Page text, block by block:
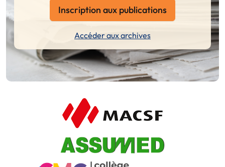
Inscription aux publications
Accéder aux archives